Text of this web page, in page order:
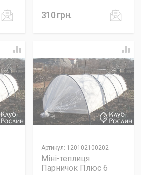
310грн.
Артикул: 120102100202
Міні-теплиця
Парничок Плюс 6